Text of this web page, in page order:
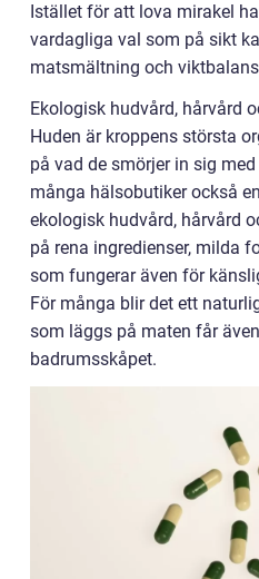
Istället för att lova mirakel
vardagliga val som på sikt
matsmältning och
Ekologisk hudvård, hårvård
Huden är kroppens största
på vad de smörjer in sig
många hälsobutiker också
ekologisk hudvård, hårvård
på rena ingredienser, milda
som fungerar även för
För många blir det ett
som läggs på maten får
badrumsskåpet.